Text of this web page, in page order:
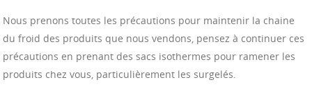
Nous prenons toutes les précautions pour maintenir la chaine
du froid des produits que nous vendons, pensez à continuer ces
précautions en prenant des sacs isothermes pour ramener les
produits chez vous, particulièrement les surgelés.